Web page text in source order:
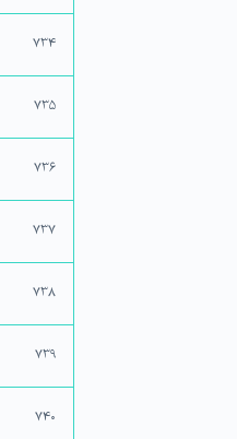
۷۳۴
۷۳۵
۷۳۶
۷۳۷
۷۳۸
۷۳۹
۷۴۰